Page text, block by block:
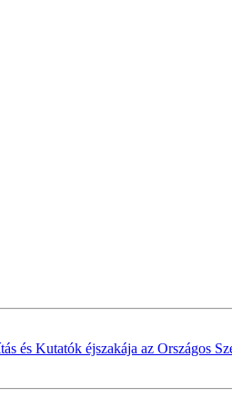
és Kutatók éjszakája az Országos